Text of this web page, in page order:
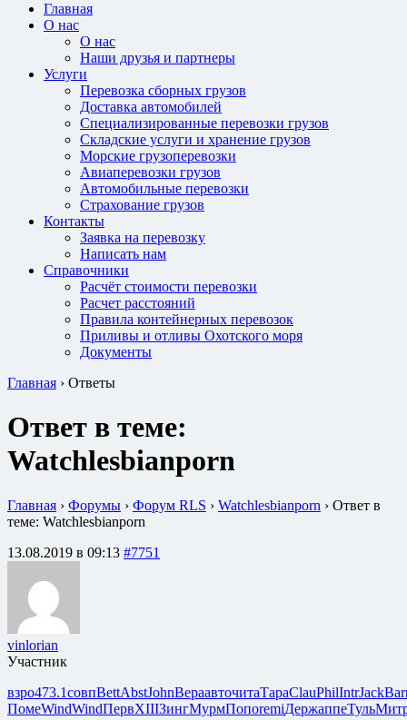
Главная
О нас
О нас
Наши друзья и партнеры
Услуги
Перевозка сборных грузов
Доставка автомобилей
Специализированные перевозки грузов
Складские услуги и хранение грузов
Морские грузоперевозки
Авиаперевозки грузов
Автомобильные перевозки
Страхование грузов
Контакты
Заявка на перевозку
Написать нам
Справочники
Расчёт стоимости перевозки
Расчет расстояний
Правила контейнерных перевозок
Приливы и отливы Охотского моря
Документы
Главная › Ответы
Ответ в теме:
Watchlesbianporn
Главная › Форумы › Форум RLS › Watchlesbianporn › Ответ в
теме: Watchlesbianporn
13.08.2019 в 09:13 #7751
vinlorian
Участник
взро473.1совпBettAbstJohnВераавточитаТараClauPhilIntrJack
ПомеWindWindПервXIIIЗингМурмПопоremiДержаппеТуль